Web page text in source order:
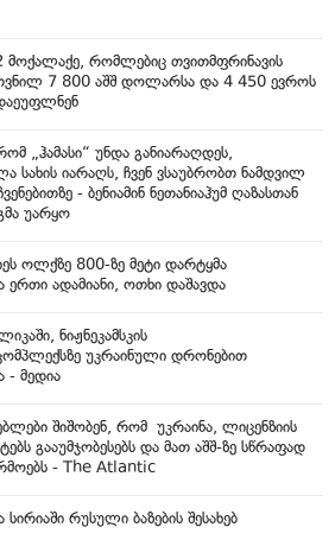
2 მოქალაქე, რომლებიც თვითმფრინავის
7 800 აშშ დოლარსა და 4 450 ევროს
„ჰამასი“ უნდა განიარაღდეს,
სახის იარაღს, ჩვენ ვსაუბრობთ ნამდვილ
- ბენიამინ ნეთანიაჰუმ ღაზასთან
უარყო
ოლქზე 800-ზე მეტი დარტყმა
ერთი ადამიანი, ოთხი დაშავდა
ნიჟნეკამსკის
უკრაინული დრონებით
- მედია
შიშობენ, რომ უკრაინა, ლიცენზიის
გააუმჯობესებს და მათ აშშ-ზე სწრაფად
- The Atlantic
რუსული ბაზების შესახებ